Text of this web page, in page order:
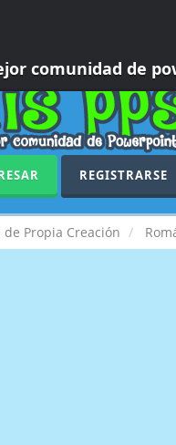
comunidad de
REGISTRARSE
de Propia Creación